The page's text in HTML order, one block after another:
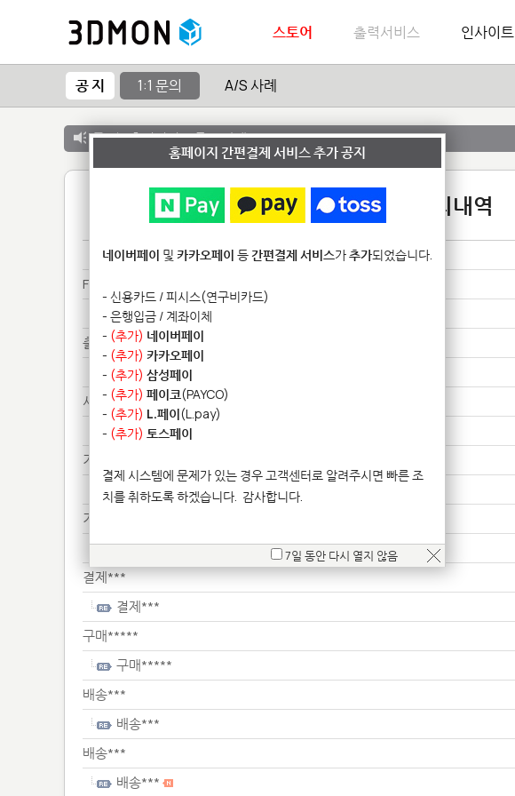
스토어 출력서비스 인사이트
공 지 1:1 문의 A/S 사례
공 지 :출력서비스 종료 안내
1:1 문의내역
Fo********************
Fo********************
Fo********************
출력******
출력******
서류***
서류***
기타**************
기타**************
기타**************
기타**************
결제***
결제***
구매*****
구매*****
배송***
배송***
배송***
배송***
홈페이지 간편결제 서비스 추가 공지
네이버페이 및 카카오페이 등간편결제 서비스가추가되었습니다.
- 신용카드 / 피시스(연구비카드)
- 은행입금 / 계좌이체
- (추가) 네이버페이
- (추가) 카카오페이
- (추가) 삼성페이
- (추가) 페이코(PAYCO)
- (추가) L.페이(L.pay)
- (추가) 토스페이
결제 시스템에 문제가 있는 경우 고객센터로 알려주시면 빠른 조
치를 취하도록 하겠습니다. 감사합니다.
7일 동안 다시 열지 않음